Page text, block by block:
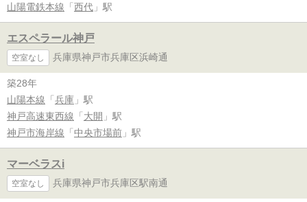
山陽電鉄本線 「 西代 」駅
エスペラール神戸
空室なし 兵庫県神戸市兵庫区浜崎通
築28年
山陽本線 「 兵庫 」駅
神戸高速東西線 「 大開 」駅
神戸市海岸線 「 中央市場前 」駅
マーベラスi
空室なし 兵庫県神戸市兵庫区駅南通